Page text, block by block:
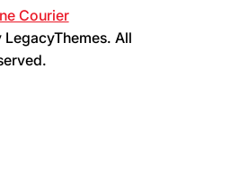
Courier
LegacyThemes. All